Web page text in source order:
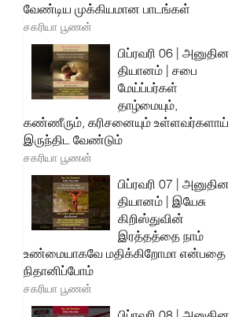
வேண்டிய முக்கியமான பாடங்கள்
சகரியா பூணன்
பிப்ரவரி 06 | அனுதின
தியானம் | சபை
மேய்ப்பர்கள்
தாழ்மையும்,
கண்ணீரும், கரிசனையும் உள்ளவர்களாய்
இருந்திட வேண்டும்
சகரியா பூணன்
பிப்ரவரி 07 | அனுதின
தியானம் | இயேசு
கிறிஸ்துவின்
இரத்தத்தை நாம்
உண்மையாகவே மதிக்கிறோமா என்பதை
நிதானிப்போம்
சகரியா பூணன்